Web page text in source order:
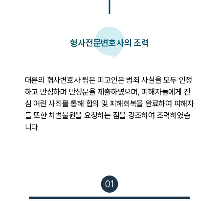
팀소개
고객의 소리
통합검색
AI대륜
형사전문변호사의 조력
대륜의 형사변호사 팀은 피고인은 범죄 사실을 모두 인정
하고 반성하며 반성문을 제출하였으며, 피해자들에게 진
심 어린 사죄를 통해 합의 및 피해회복을 완료하여 피해자
들 또한 처벌불원을 요청하는 점을 강조하여 조력하였습
니다.